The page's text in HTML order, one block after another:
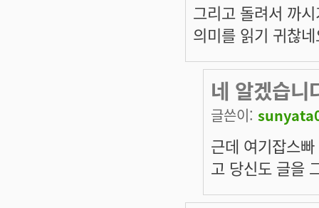
그리고 돌려서 까
의미를 읽기 귀찮
네 알겠습니
글쓴이:
근데 여기잡스
고 당신도 글을